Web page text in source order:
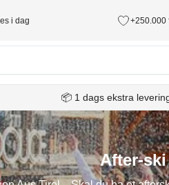
i dag +250.000
📦 1 dags ekstra
After-ski